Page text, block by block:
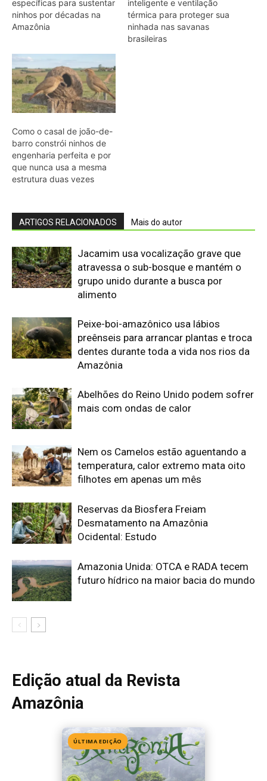
ARTIGOS RELACIONADOS Mais do autor
Jacamim usa vocalização grave que
atravessa o sub-bosque e mantém o
grupo unido durante a busca por
alimento
Peixe-boi-amazônico usa lábios
preênseis para arrancar plantas e troca
dentes durante toda a vida nos rios da
Amazônia
mais com ondas de calor
Nem os Camelos estão aguentando a
temperatura, calor extremo mata oito
filhotes em apenas um mês
Desmatamento na Amazônia
Ocidental: Estudo
Amazonia Unida: OTCA e RADA tecem
Edição atual da Revista
Amazônia
Edição 155· Julho 2026
📖 Ler agora